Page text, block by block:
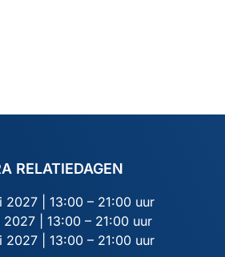
RELATIEDAGEN
2027 | 13:00 – 21:00 uur
2027 | 13:00 – 21:00 uur
2027 | 13:00 – 21:00 uur